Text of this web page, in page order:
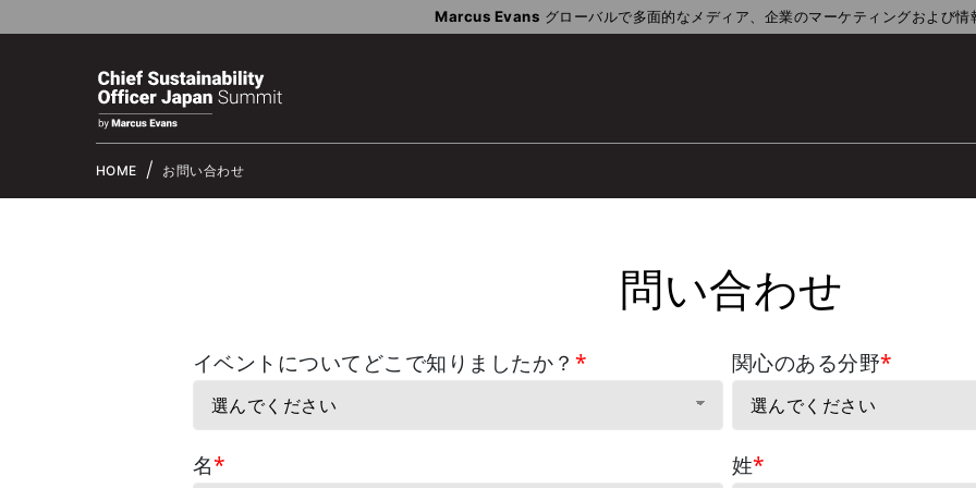
Marcus Evans グローバルで多面的なメディア、企業のマーケティングおよび情
HOME お問い合わせ
問い合わせ